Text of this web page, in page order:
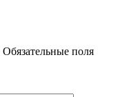
Обязательные поля